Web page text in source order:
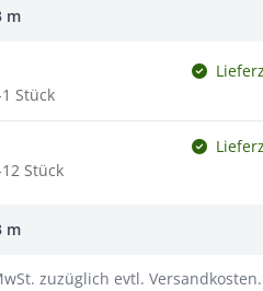
m
Stück
Stück
m
zuzüglich evtl. Versandkosten.